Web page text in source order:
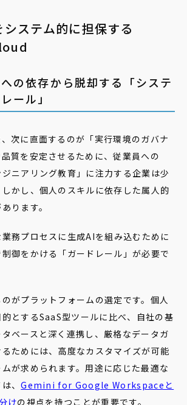
ステム的に担保する
の依存から脱却する「システ
ール」
次に直面するのが「実行環境のガバナ
質を安定させるために、従業員への
ジニアリング教育」に注力する企業は少
かし、個人のスキルに依存した属人的
ります。
務プロセスに生成AIを組み込むために
御をかける「ガードレール」が必要で
がプラットフォームの選定です。個人
とするSaaS型ツールに比べ、自社の基
ベースと深く連携し、厳格なデータガ
ためには、高度なカスタマイズが可能
が求められます。用途に応じた最適な
、Gemini for Google Workspaceと
けの視点を持つことが重要です。